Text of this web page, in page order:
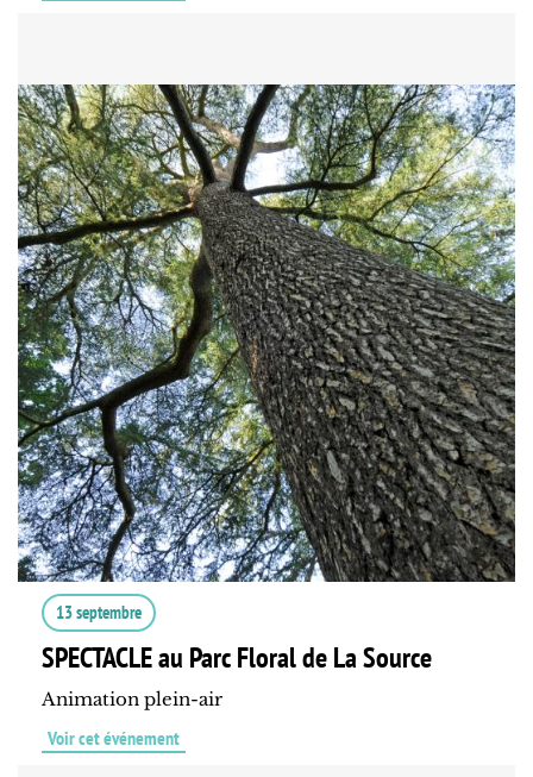
13 septembre
SPECTACLE au Parc Floral de La Source
Animation plein-air
Voir cet événement